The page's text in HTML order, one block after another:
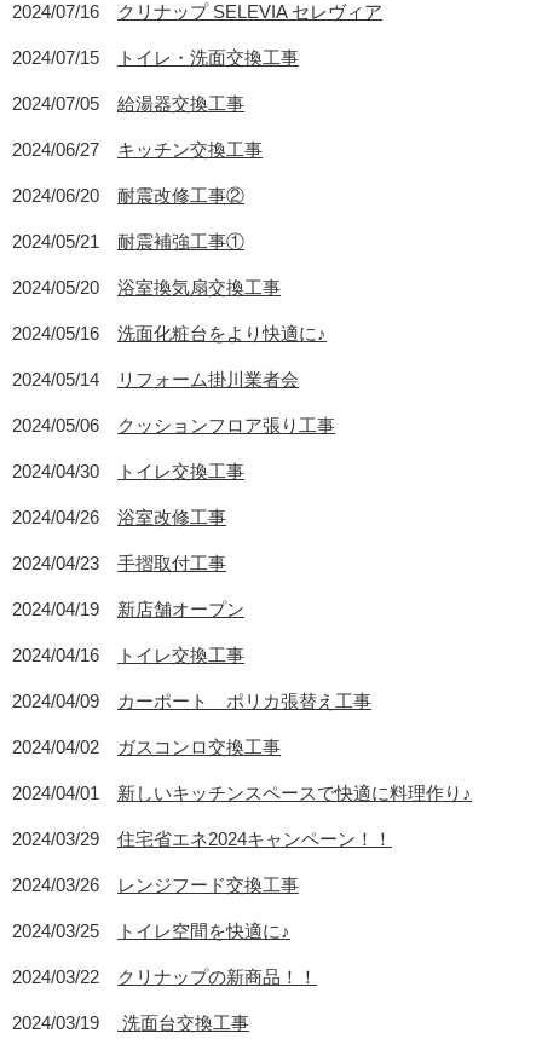
2024/07/16 クリナップ SELEVIA セレヴィア
2024/07/15 トイレ・洗面交換工事
2024/07/05 給湯器交換工事
2024/06/27 キッチン交換工事
2024/06/20 耐震改修工事②
2024/05/21 耐震補強工事①
2024/05/20 浴室換気扇交換工事
2024/05/16 洗面化粧台をより快適に♪
2024/05/14 リフォーム掛川業者会
2024/05/06 クッションフロア張り工事
2024/04/30 トイレ交換工事
2024/04/26 浴室改修工事
2024/04/23 手摺取付工事
2024/04/19 新店舗オープン
2024/04/16 トイレ交換工事
2024/04/09 カーポート ポリカ張替え工事
2024/04/02 ガスコンロ交換工事
2024/04/01 新しいキッチンスペースで快適に料理作り♪
2024/03/29 住宅省エネ2024キャンペーン！！
2024/03/26 レンジフード交換工事
2024/03/25 トイレ空間を快適に♪
2024/03/22 クリナップの新商品！！
2024/03/19 洗面台交換工事